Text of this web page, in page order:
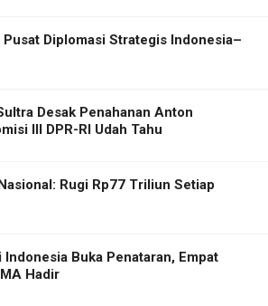
Diplomasi Strategis Indonesia–
Desak Penahanan Anton
III DPR-RI Udah Tahu
Rugi Rp77 Triliun Setiap
Indonesia Buka Penataran, Empat
Hadir